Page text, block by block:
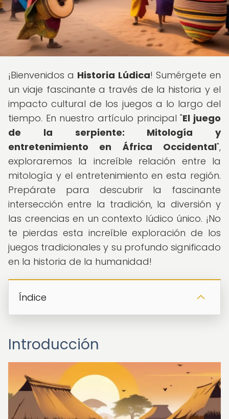
¡Bienvenidos a Historia Lúdica! Sumérgete en
un viaje fascinante a través de la historia y el
impacto cultural de los juegos a lo largo del
tiempo. En nuestro artículo principal "El juego
de la serpiente: Mitología y
entretenimiento en África Occidental",
exploraremos la increíble relación entre la
mitología y el entretenimiento en esta región.
Prepárate para descubrir la fascinante
intersección entre la tradición, la diversión y
las creencias en un contexto lúdico único. ¡No
te pierdas esta increíble exploración de los
juegos tradicionales y su profundo significado
en la historia de la humanidad!
Índice
Introducción